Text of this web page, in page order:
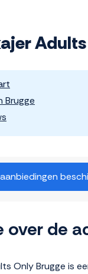
Brugge
over de
Only Brugge is